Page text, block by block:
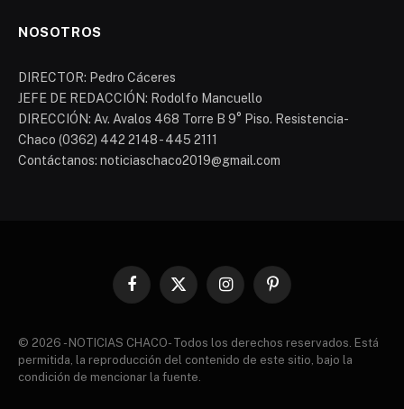
NOSOTROS
DIRECTOR: Pedro Cáceres
JEFE DE REDACCIÓN: Rodolfo Mancuello
DIRECCIÓN: Av. Avalos 468 Torre B 9° Piso. Resistencia-
Chaco (0362) 442 2148 - 445 2111
Contáctanos: noticiaschaco2019@gmail.com
Facebook
X
InstagramPinterest
© 2026 - NOTICIAS CHACO- Todos los derechos reservados. Está
permitida, la reproducción del contenido de este sitio, bajo la
condición de mencionar la fuente.